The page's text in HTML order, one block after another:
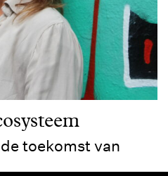
toekomst van